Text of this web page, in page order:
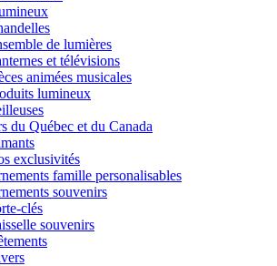
de lumières
et télévisions
animées musicales
lumineux
du Québec et du Canada
exclusivités
famille personalisables
souvenirs
clés
souvenirs